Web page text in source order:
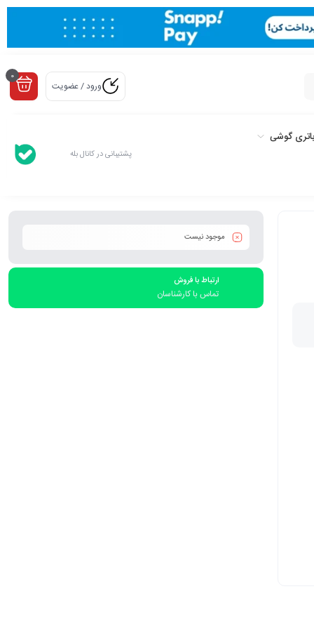
ورود / عضویت
0
باتری گوشی
پشتیبانی در کانال بله
موجود نیست
ارتباط با فروش
تماس با کارشناسان